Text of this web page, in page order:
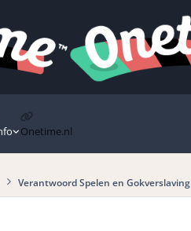
Onetime.nl
Verantwoord Spelen en Gokverslaving